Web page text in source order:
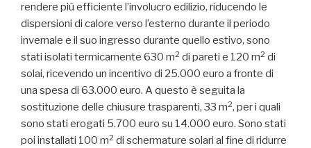
rendere più efficiente l’involucro edilizio, riducendo le
dispersioni di calore verso l’esterno durante il periodo
invernale e il suo ingresso durante quello estivo, sono
stati isolati termicamente 630 m2 di pareti e 120 m2 di
solai, ricevendo un incentivo di 25.000 euro a fronte di
una spesa di 63.000 euro. A questo è seguita la
sostituzione delle chiusure trasparenti, 33 m2, per i quali
sono stati erogati 5.700 euro su 14.000 euro. Sono stati
poi installati 100 m2 di schermature solari al fine di ridurre